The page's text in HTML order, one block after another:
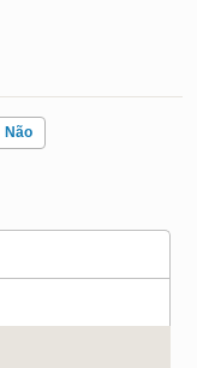
Não
ajudou